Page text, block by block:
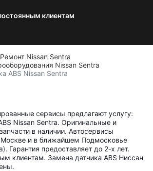
клиентам
Ремонт Nissan Sentra
Nissan Sentra
ABS Nissan Sentra
сервисы предлагают услугу:
Nissan Sentra. Оригинальные и
в наличии. Автосервисы
Москве и в ближайшем Подмосковье
Гарантия предоставляет до 2-х лет.
клиентам. Замена датчика ABS Ниссан